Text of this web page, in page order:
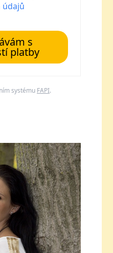
údajů
s
platby
systému FAPI.